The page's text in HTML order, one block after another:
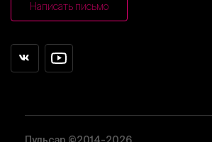
Написать письмо